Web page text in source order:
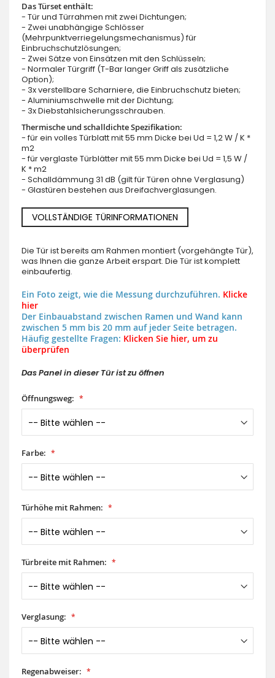
Das Türset enthält:
- Tür und Türrahmen mit zwei Dichtungen;
- Zwei unabhängige Schlösser
(Mehrpunktverriegelungsmechanismus) für
Einbruchschutzlösungen;
- Zwei Sätze von Einsätzen mit den Schlüsseln;
- Normaler Türgriff (T-Bar langer Griff als zusätzliche
Option);
- 3x verstellbare Scharniere, die Einbruchschutz bieten;
- Aluminiumschwelle mit der Dichtung;
- 3x Diebstahlsicherungsschrauben.
Thermische und schalldichte Spezifikation:
- für ein volles Türblatt mit 55 mm Dicke bei Ud = 1,2 W / K *
m2
- für verglaste Türblätter mit 55 mm Dicke bei Ud = 1,5 W /
K * m2
- Schalldämmung 31 dB (gilt für Türen ohne Verglasung)
- Glastüren bestehen aus Dreifachverglasungen.
VOLLSTÄNDIGE TÜRINFORMATIONEN
Die Tür ist bereits am Rahmen montiert (vorgehängte Tür),
was Ihnen die ganze Arbeit erspart. Die Tür ist komplett
einbaufertig.
Ein Foto zeigt, wie die Messung durchzuführen. Klicke
hier
Der Einbauabstand zwischen Ramen und Wand kann
zwischen 5 mm bis 20 mm auf jeder Seite betragen.
Häufig gestellte Fragen: Klicken Sie hier, um zu
überprüfen
Das Panel in dieser Tür ist zu öffnen
Öffnungsweg:
Farbe:
Türhöhe mit Rahmen:
Türbreite mit Rahmen:
Verglasung:
Regenabweiser: